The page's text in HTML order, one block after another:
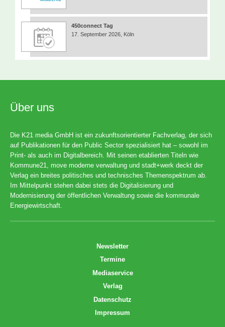
450connect Tag
17. September 2026, Köln
Über uns
Die K21 media GmbH ist ein zukunftsorientierter Fachverlag, der sich
auf Publikationen für den Public Sector spezialisiert hat – sowohl im
Print- als auch im Digitalbereich. Mit seinen etablierten Titeln wie
Kommune21, move moderne verwaltung und stadt+werk deckt der
Verlag ein breites politisches und technisches Themenspektrum ab.
Im Mittelpunkt stehen dabei stets die Digitalisierung und
Modernisierung der öffentlichen Verwaltung sowie die kommunale
Energiewirtschaft.
Newsletter
Termine
Mediaservice
Verlag
Datenschutz
Impressum